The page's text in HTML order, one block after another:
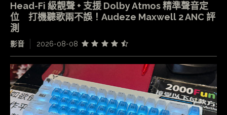
Head-Fi 級靚聲 + 支援 Dolby Atmos 精準聲音定
位 打機聽歌兩不誤！Audeze Maxwell 2 ANC 評
測
影音 2026-08-08